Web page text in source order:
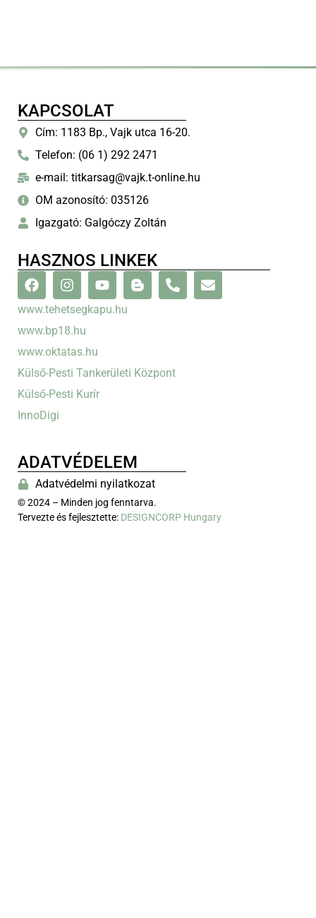
KAPCSOLAT
Cím: 1183 Bp., Vajk utca 16-20.
Telefon: (06 1) 292 2471
e-mail: titkarsag@vajk.t-online.hu
OM azonosító: 035126
Igazgató: Galgóczy Zoltán
HASZNOS LINKEK
www.tehetsegkapu.hu
www.bp18.hu
www.oktatas.hu
Külső-Pesti Tankerületi Központ
Külső-Pesti Kurír
InnoDigi
ADATVÉDELEM
Adatvédelmi nyilatkozat
© 2024 – Minden jog fenntarva.
Tervezte és fejlesztette: DESIGNCORP Hungary